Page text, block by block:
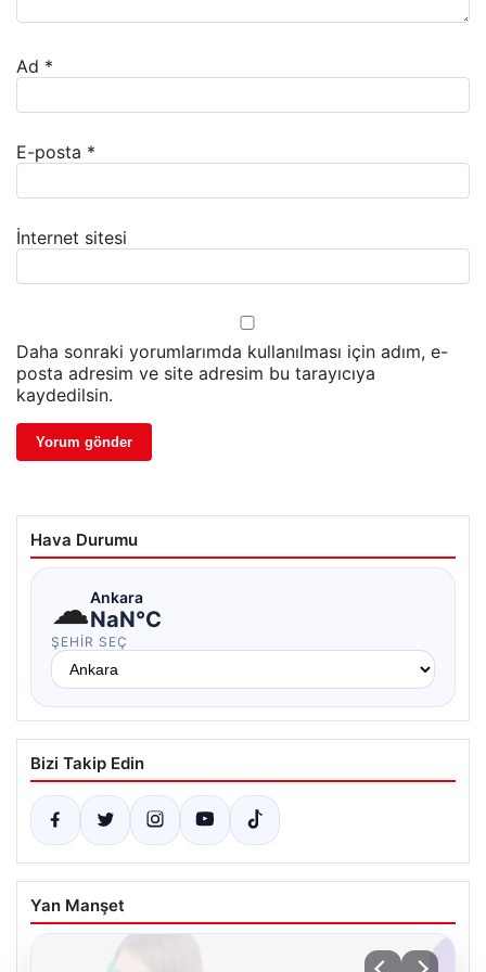
Ad *
E-posta *
İnternet sitesi
Daha sonraki yorumlarımda kullanılması için adım, e-
posta adresim ve site adresim bu tarayıcıya
kaydedilsin.
Hava Durumu
☁Ankara
NaN°C
ŞEHIR SEÇ
Bizi Takip Edin
Yan Manşet